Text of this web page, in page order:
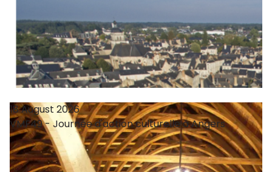
18 August 2026
VMF49 - Journée d'action culturelle à Angers